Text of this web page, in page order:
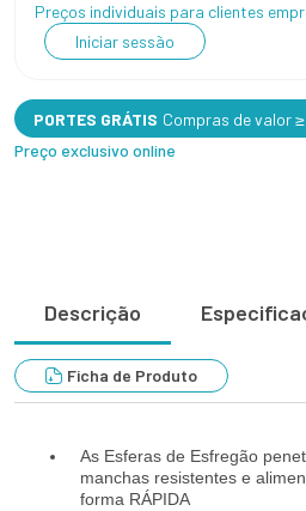
Preços individuais para clientes
Iniciar sessão
PORTES GRÁTIS Compras de valor
Preço exclusivo online
Descrição
Ficha de Produto
As Esferas de Esfregão
manchas resistentes e
forma RÁPIDA